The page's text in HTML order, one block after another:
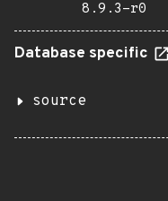
8.9.3-r0
Database specific
source